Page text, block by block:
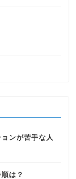
ンが苦手な人
は？